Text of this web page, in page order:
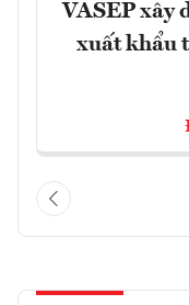
VASEP xây
xuất khẩu